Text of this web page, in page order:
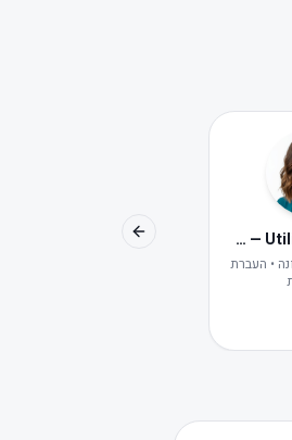
Maya — Utilities Manager
• העברת
Avital — Digital HR
Previous slide